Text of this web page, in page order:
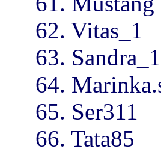
62. Vitas_1
63. Sandra_1
64.
65. Ser311
66. Tata85